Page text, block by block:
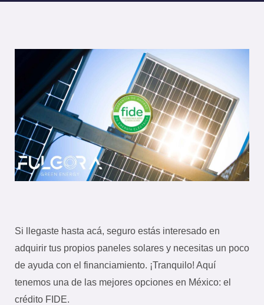
Si llegaste hasta acá, seguro estás interesado en
adquirir tus propios paneles solares y necesitas un poco
de ayuda con el financiamiento. ¡Tranquilo! Aquí
tenemos una de las mejores opciones en México: el
crédito FIDE.